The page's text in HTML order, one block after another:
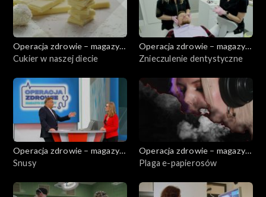
Operacja zdrowie – magazyn
medyczny
Cukier w naszej diecie
Operacja zdrowie – magazyn
medyczny
Znieczulenie dentystyczne
Operacja zdrowie – magazyn
medyczny
Snusy
Operacja zdrowie – magazyn
medyczny
Plaga e-papierosów